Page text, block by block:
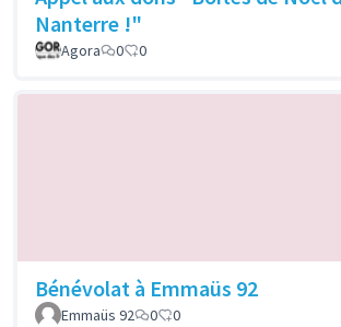
Nanterre !"
Agora 0 0
Bénévolat à Emmaüs 92
Emmaüs 92 0 0